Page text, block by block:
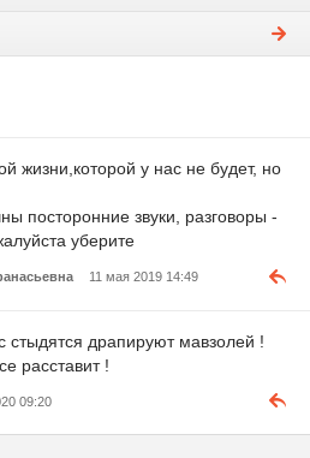
у нас не будет, но
посторонние звуки, разговоры -
уберите
11 мая 2019 14:49
драпируют мавзолей !
расставит !
09:20